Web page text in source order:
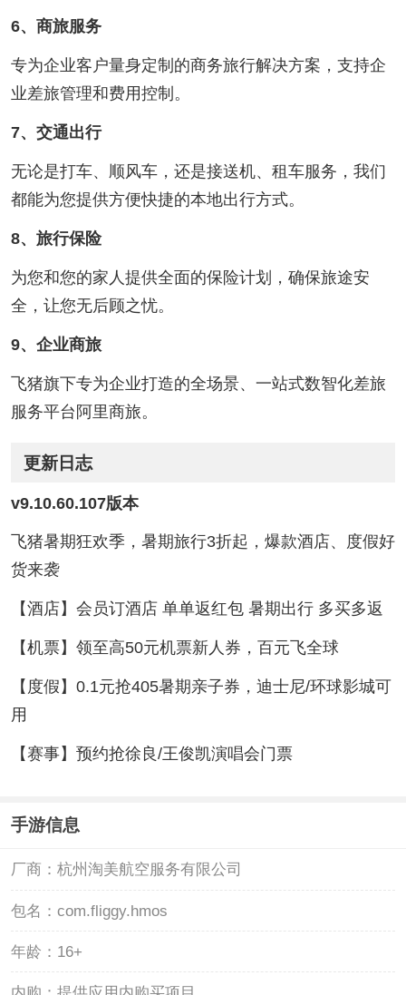
6、商旅服务
专为企业客户量身定制的商务旅行解决方案，支持企
业差旅管理和费用控制。
7、交通出行
无论是打车、顺风车，还是接送机、租车服务，我们
都能为您提供方便快捷的本地出行方式。
8、旅行保险
为您和您的家人提供全面的保险计划，确保旅途安
全，让您无后顾之忧。
9、企业商旅
飞猪旗下专为企业打造的全场景、一站式数智化差旅
服务平台阿里商旅。
更新日志
v9.10.60.107版本
飞猪暑期狂欢季，暑期旅行3折起，爆款酒店、度假好
货来袭
【酒店】会员订酒店 单单返红包 暑期出行 多买多返
【机票】领至高50元机票新人券，百元飞全球
【度假】0.1元抢405暑期亲子券，迪士尼/环球影城可
用
【赛事】预约抢徐良/王俊凯演唱会门票
手游信息
厂商： 杭州淘美航空服务有限公司
包名： com.fliggy.hmos
年龄： 16+